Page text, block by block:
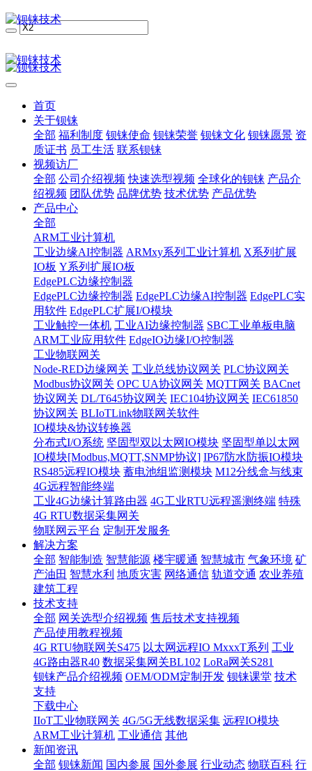
首页
关于钡铼
全部 福利制度 钡铼使命 钡铼荣誉 钡铼文化 钡铼愿景 资
质证书 员工生活 联系钡铼
视频访厂
全部 公司介绍视频 快速选型视频 全球化的钡铼 产品介
绍视频 团队优势 品牌优势 技术优势 产品优势
产品中心
全部
ARM工业计算机
工业边缘AI控制器 ARMxy系列工业计算机 X系列扩展
IO板 Y系列扩展IO板
EdgePLC边缘控制器
EdgePLC边缘控制器 EdgePLC边缘AI控制器 EdgePLC实
用软件 EdgePLC扩展I/O模块
工业触控一体机 工业AI边缘控制器 SBC工业单板电脑
ARM工业应用软件 EdgeIO边缘I/O控制器
工业物联网关
Node-RED边缘网关 工业总线协议网关 PLC协议网关
Modbus协议网关 OPC UA协议网关 MQTT网关 BACnet
协议网关 DL/T645协议网关 IEC104协议网关 IEC61850
协议网关 BLIoTLink物联网关软件
IO模块&协议转换器
分布式I/O系统 坚固型双以太网IO模块 坚固型单以太网
IO模块[Modbus,MQTT,SNMP协议] IP67防水防振IO模块
RS485远程IO模块 蓄电池组监测模块 M12分线盒与线束
4G远程智能终端
工业4G边缘计算路由器 4G工业RTU远程遥测终端 特殊
4G RTU数据采集网关
物联网云平台 定制开发服务
解决方案
全部 智能制造 智慧能源 楼宇暖通 智慧城市 气象环境 矿
产油田 智慧水利 地质灾害 网络通信 轨道交通 农业养殖
建筑工程
技术支持
全部 网关选型介绍视频 售后技术支持视频
产品使用教程视频
4G RTU物联网关S475 以太网远程IO MxxxT系列 工业
4G路由器R40 数据采集网关BL102 LoRa网关S281
钡铼产品介绍视频 OEM/ODM定制开发 钡铼课堂 技术
支持
下载中心
IIoT工业物联网关 4G/5G无线数据采集 远程IO模块
ARM工业计算机 工业通信 其他
新闻资讯
全部 钡铼新闻 国内参展 国外参展 行业动态 物联百科 行